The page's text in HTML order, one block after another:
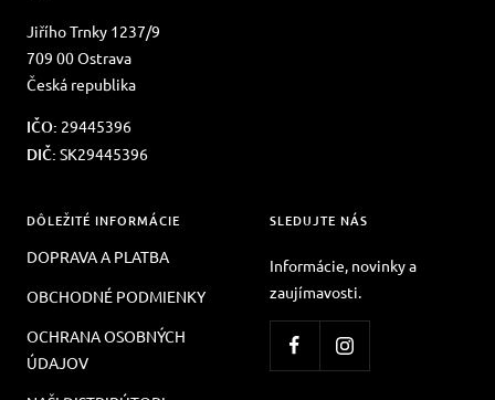
Jiřího Trnky 1237/9
709 00 Ostrava
Česká republika
IČO: 29445396
DIČ: SK29445396
DÔLEŽITÉ INFORMÁCIE
DOPRAVA A PLATBA
OBCHODNÉ PODMIENKY
OCHRANA OSOBNÝCH
ÚDAJOV
SLEDUJTE NÁS
Informácie, novinky a
zaujímavosti.